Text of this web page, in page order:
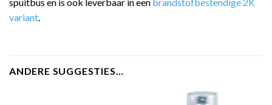
variant.
ANDERE SUGGESTIES…